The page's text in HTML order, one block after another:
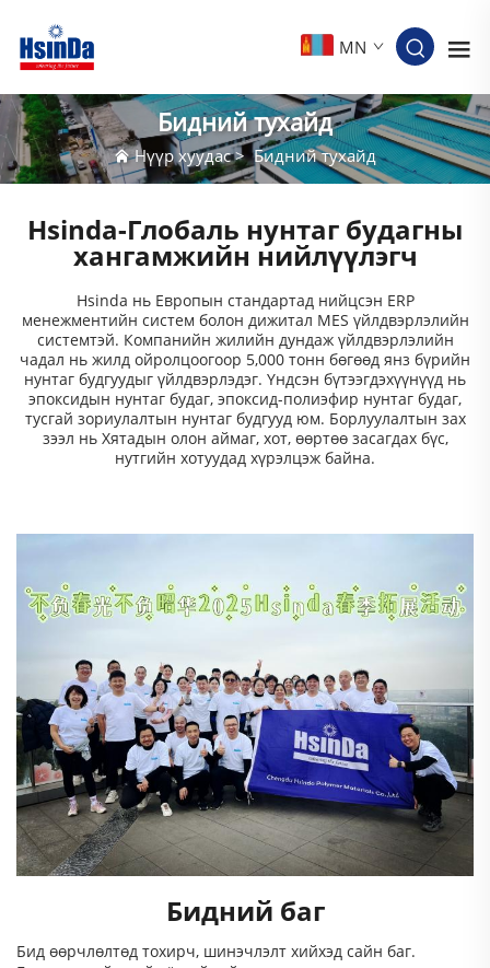
MN
Бидний тухайд
Нүүр хуудас>Бидний тухайд
Hsinda-Глобаль нунтаг будагны
хангамжийн нийлүүлэгч
Hsinda нь Европын стандартад нийцсэн ERP
менежментийн систем болон дижитал MES үйлдвэрлэлийн
системтэй. Компанийн жилийн дундаж үйлдвэрлэлийн
чадал нь жилд ойролцоогоор 5,000 тонн бөгөөд янз бүрийн
нунтаг будгуудыг үйлдвэрлэдэг. Үндсэн бүтээгдэхүүнүүд нь
эпоксидын нунтаг будаг, эпоксид-полиэфир нунтаг будаг,
тусгай зориулалтын нунтаг будгууд юм. Борлуулалтын зах
зээл нь Хятадын олон аймаг, хот, өөртөө засагдах бүс,
нутгийн хотуудад хүрэлцэж байна.
Бидний баг
Бид өөрчлөлтөд тохирч, шинэчлэлт хийхэд сайн баг.